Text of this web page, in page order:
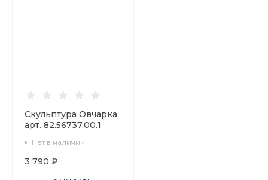
Скульптура Овчарка
арт. 82.56737.00.1
Нет в наличии
3 790 ₽